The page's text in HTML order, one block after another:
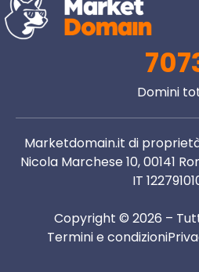
Domini
Marketdomain.it di proprietà
Nicola Marchese 10, 00141
IT
Copyright © 2026 –
Termini e condizioni